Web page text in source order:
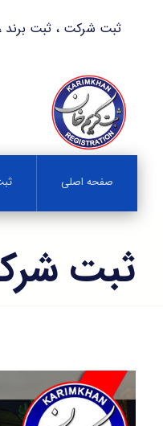
ثبت شرکت ، ثبت برند ، اخذ
صفحه اصلی
ثبت